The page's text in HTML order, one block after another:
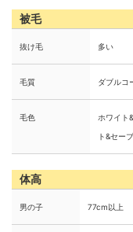
被毛
抜け毛 多い
毛質 ダブルコ
毛色
ホワイト
ト&セー
体高
男の子 77cm以上